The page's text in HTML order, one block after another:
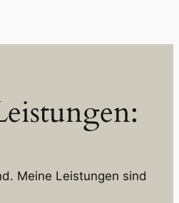
Meine Leistungen sind